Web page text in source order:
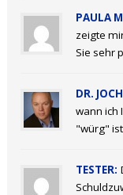
PAULA
zeigte
Sie sehr
DR.
wann ich
"würg"
TESTER: